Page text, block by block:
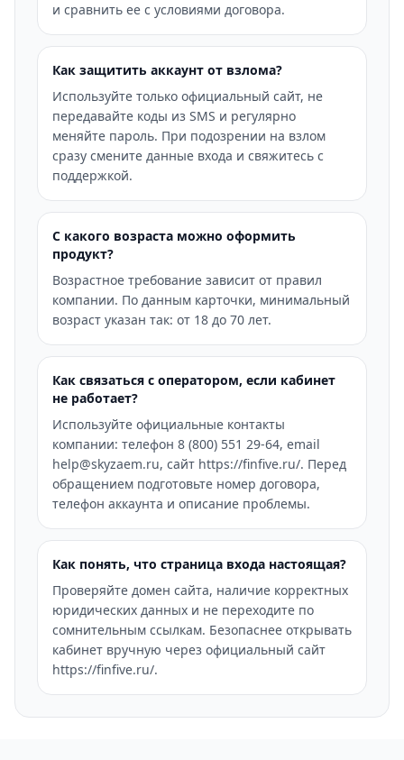
и сравнить ее с условиями договора.
Как защитить аккаунт от взлома?
Используйте только официальный сайт, не
передавайте коды из SMS и регулярно
меняйте пароль. При подозрении на взлом
сразу смените данные входа и свяжитесь с
поддержкой.
С какого возраста можно оформить
продукт?
Возрастное требование зависит от правил
компании. По данным карточки, минимальный
возраст указан так: от 18 до 70 лет.
Как связаться с оператором, если кабинет
не работает?
Используйте официальные контакты
компании: телефон 8 (800) 551 29-64, email
help@skyzaem.ru, сайт https://finfive.ru/. Перед
обращением подготовьте номер договора,
телефон аккаунта и описание проблемы.
Как понять, что страница входа настоящая?
Проверяйте домен сайта, наличие корректных
юридических данных и не переходите по
сомнительным ссылкам. Безопаснее открывать
кабинет вручную через официальный сайт
https://finfive.ru/.